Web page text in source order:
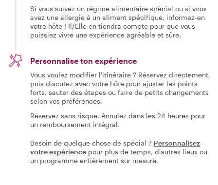
Si vous suivez un régime alimentaire spécial ou si vous
avez une allergie à un aliment spécifique, informez-en
votre hôte ! Il/Elle en tiendra compte pour que vous
puissiez vivre une expérience agréable et sûre.
Personnalise ton expérience
Vous voulez modifier l'itinéraire ? Réservez directement,
puis discutez avec votre hôte pour ajuster les points
forts, sauter des étapes ou faire de petits changements
selon vos préférences.
Réservez sans risque. Annulez dans les 24 heures pour
un remboursement intégral.
Besoin de quelque chose de spécial ? Personnalisez
votre expérience pour plus de temps, d'autres lieux ou
un programme entièrement sur mesure.